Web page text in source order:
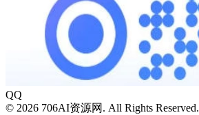
QQ
© 2026 706AI资源网. All Rights Reserved.